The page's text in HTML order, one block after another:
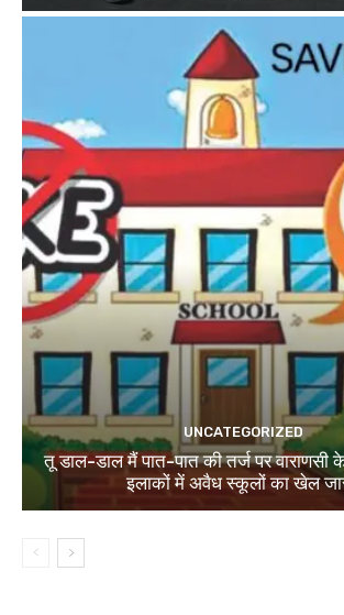
UNCATEGORIZED
तू डाल-डाल मैं पात-पात की तर्ज पर वाराणसी
इलाकों में अवैध स्कूलों का खेल